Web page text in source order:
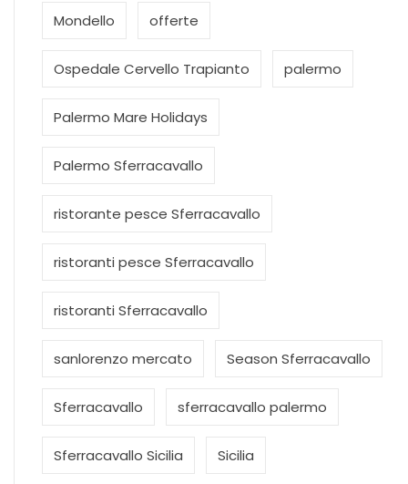
Mondello offerte
Ospedale Cervello Trapianto palermo
Palermo Mare Holidays
Palermo Sferracavallo
ristorante pesce Sferracavallo
ristoranti pesce Sferracavallo
ristoranti Sferracavallo
sanlorenzo mercato Season Sferracavallo
Sferracavallo sferracavallo palermo
Sferracavallo Sicilia Sicilia